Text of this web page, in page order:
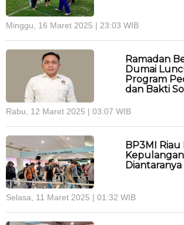
Minggu, 16 Maret 2025 | 23:03 WIB
Ramadan
Dumai
Program
dan Bakti
Rabu, 12 Maret 2025 | 03:07 WIB
BP3MI Riau
Selasa, 11 Maret 2025 | 01:32 WIB